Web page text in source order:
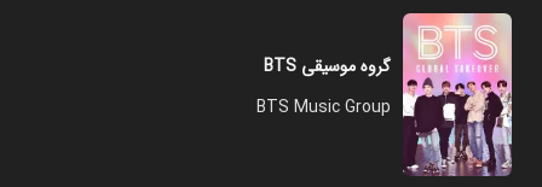
گروه موسیقی BTS
BTS Music Group